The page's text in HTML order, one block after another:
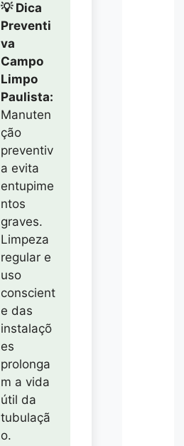
💡 Dica
Preventi
va
Campo
Limpo
Paulista:
Manuten
ção
preventiv
a evita
entupime
ntos
graves.
Limpeza
regular e
uso
conscient
e das
instalaçõ
es
prolonga
m a vida
útil da
tubulaçã
o.